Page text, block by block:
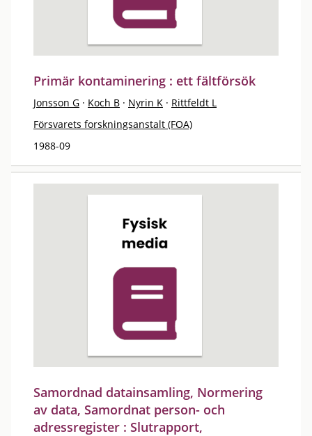
Primär kontaminering : ett fältförsök
Jonsson G · Koch B · Nyrin K · Rittfeldt L
Försvarets forskningsanstalt (FOA)
1988-09
Samordnad datainsamling, Normering
av data, Samordnat person- och
adressregister : Slutrapport,